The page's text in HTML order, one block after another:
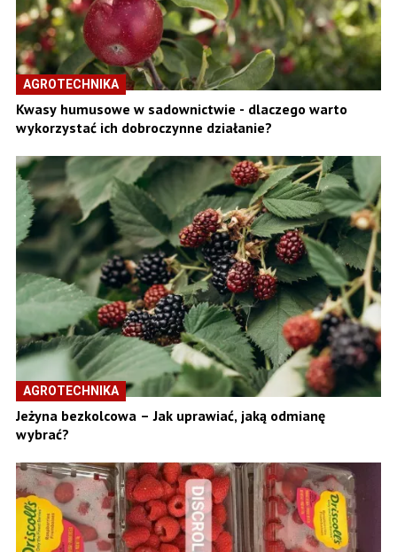
AGROTECHNIKA
Kwasy humusowe w sadownictwie - dlaczego warto
wykorzystać ich dobroczynne działanie?
AGROTECHNIKA
Jeżyna bezkolcowa – Jak uprawiać, jaką odmianę
wybrać?